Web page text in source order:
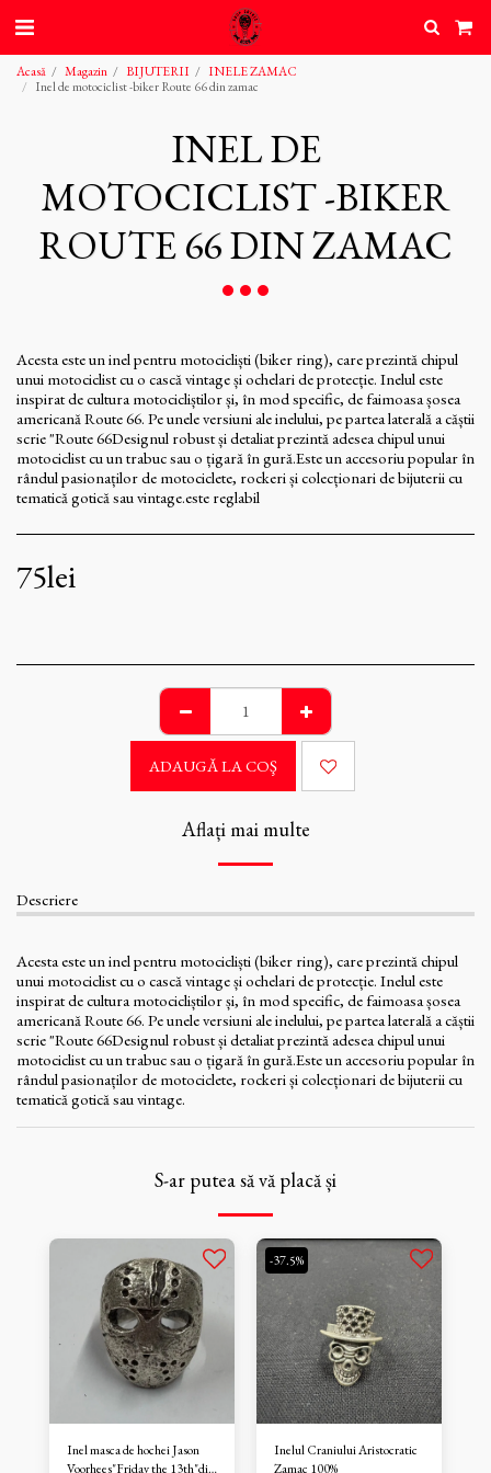
Acasă Magazin BIJUTERII
INELE ZAMAC
Inel de motociclist -biker Route 66 din zamac
INEL DE
MOTOCICLIST -BIKER
ROUTE 66 DIN ZAMAC
Acesta este un inel pentru motocicliști (biker ring), care prezintă chipul
unui motociclist cu o cască vintage și ochelari de protecție. Inelul este
inspirat de cultura motocicliștilor și, în mod specific, de faimoasa șosea
americană Route 66. Pe unele versiuni ale inelului, pe partea laterală a căștii
scrie "Route 66Designul robust și detaliat prezintă adesea chipul unui
motociclist cu un trabuc sau o țigară în gură.Este un accesoriu popular în
rândul pasionaților de motociclete, rockeri și colecționari de bijuterii cu
tematică gotică sau vintage.este reglabil
75lei
ADAUGĂ LA COŞ
Aflați mai multe
Descriere
Acesta este un inel pentru motocicliști (biker ring), care prezintă chipul
unui motociclist cu o cască vintage și ochelari de protecție. Inelul este
inspirat de cultura motocicliștilor și, în mod specific, de faimoasa șosea
americană Route 66. Pe unele versiuni ale inelului, pe partea laterală a căștii
scrie "Route 66Designul robust și detaliat prezintă adesea chipul unui
motociclist cu un trabuc sau o țigară în gură.Este un accesoriu popular în
rândul pasionaților de motociclete, rockeri și colecționari de bijuterii cu
tematică gotică sau vintage.
S-ar putea să vă placă și
Inel masca de hochei Jason
Voorhees"Friday the 13th"din
-37.5%
Inelul Craniului Aristocratic
Zamac 100%